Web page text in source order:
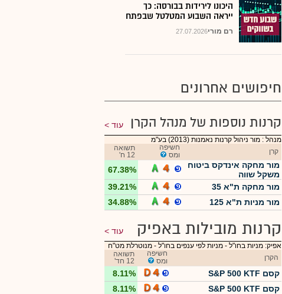
היכונו לירידות בבורסה: כך
ייראה השבוע המטלטל שבפתח
27.07.2026רם מורי
חיפושים אחרונים
קרנות נוספות של מנהל הקרן עוד
מנהל : מור ניהול קרנות נאמנות (2013) בע"מ
קרן
חשיפה
ומס
תשואה
12 ח'
מור מחקה אינדקס ביטוח
משקל שווה
67.38%
מור מחקה ת"א 35
39.21%
מור מניות ת"א 125
34.88%
קרנות מובילות באפיק עוד
אפיק: מניות בחו"ל - מניות לפי ענפים בחו"ל - מנוטרלת מט"ח
הקרן
חשיפה
ומס
תשואה
12 חד'
קסם S&P 500 KTF
8.11%
קסם S&P 500 KTF
8.11%